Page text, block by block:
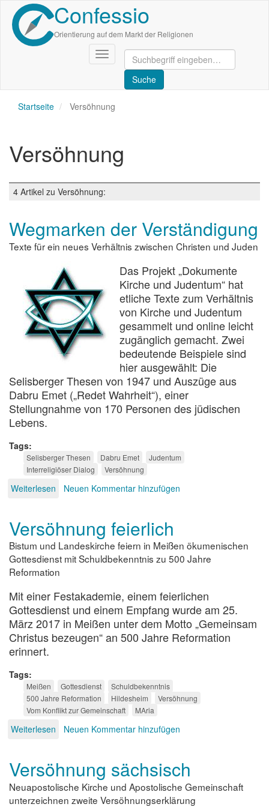
Direkt
zum
Inhalt
Confessio
Orientierung auf dem Markt der Religionen
Navigation
aktivieren/deaktivieren
Startseite Versöhnung
Versöhnung
4 Artikel zu Versöhnung:
Wegmarken der Verständigung
Texte für ein neues Verhältnis zwischen Christen und Juden
Das Projekt „Dokumente
Kirche und Judentum“ hat
etliche Texte zum Verhältnis
von Kirche und Judentum
gesammelt und online leicht
zugänglich gemacht. Zwei
bedeutende Beispiele sind
hier ausgewählt: Die
Selisberger Thesen von 1947 und Auszüge aus
Dabru Emet („Redet Wahrheit“), einer
Stellungnahme von 170 Personen des jüdischen
Lebens.
Tags
Selisberger Thesen Dabru Emet
Judentum
Interreligiöser Dialog
Versöhnung
Weiterlesen über
Verständigung
Neuen Kommentar hinzufügen
Versöhnung feierlich
Bistum und Landeskirche feiern in Meißen ökumenischen
Gottesdienst mit Schuldbekenntnis zu 500 Jahre
Reformation
Mit einer Festakademie, einem feierlichen
Gottesdienst und einem Empfang wurde am 25.
März 2017 in Meißen unter dem Motto „Gemeinsam
Christus bezeugen“ an 500 Jahre Reformation
erinnert.
Tags
Meißen Gottesdienst
Schuldbekenntnis
500 Jahre Reformation
Hildesheim
Versöhnung
Vom Konflikt zur Gemeinschaft
MAria
Weiterlesen über
Neuen Kommentar hinzufügen
Versöhnung sächsisch
Neuapostolische Kirche und Apostolische Gemeinschaft
unterzeichnen zweite Versöhnungserklärung